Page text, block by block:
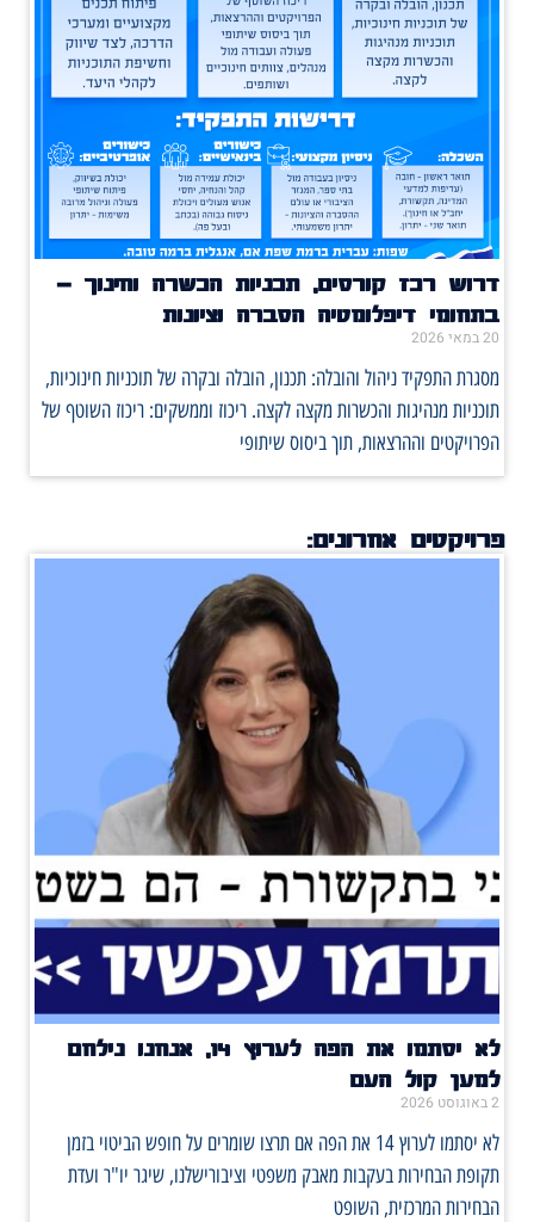
דרוש רכז קורסים, תכניות הכשרה וחינוך –
בתחומי דיפלומטיה הסברה וציונות
20 במאי 2026
מסגרת התפקיד ניהול והובלה: תכנון, הובלה ובקרה של תוכניות חינוכיות,
תוכניות מנהיגות והכשרות מקצה לקצה. ריכוז וממשקים: ריכוז השוטף של
הפרויקטים וההרצאות, תוך ביסוס שיתופי
פרויקטים אחרונים:
לא יסתמו את הפה לערוץ 14, אנחנו נילחם
למען קול העם
2 באוגוסט 2026
לא יסתמו לערוץ 14 את הפה אם תרצו שומרים על חופש הביטוי בזמן
תקופת הבחירות בעקבות מאבק משפטי וציבורישלנו, שיגר יו"ר ועדת
הבחירות המרכזית, השופט